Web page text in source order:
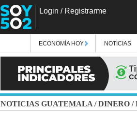
Login / Registrarme
ECONOMÍA HOY NOTICIAS
NOTICIAS GUATEMALA /DINERO /